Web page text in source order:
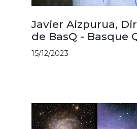
Javier Aizpurua,
de BasQ - Basque
15/12/2023